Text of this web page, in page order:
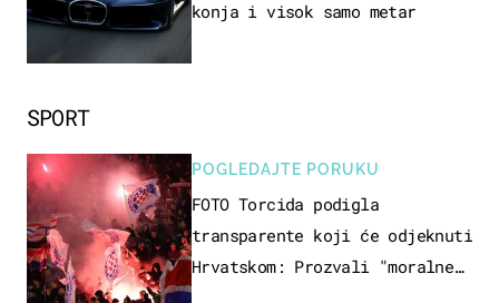
SPORT
POGLEDAJTE PORUKU
FOTO Torcida podigla
transparente koji će odjeknuti
Hrvatskom: Prozvali "moralne
konja i visok samo metar